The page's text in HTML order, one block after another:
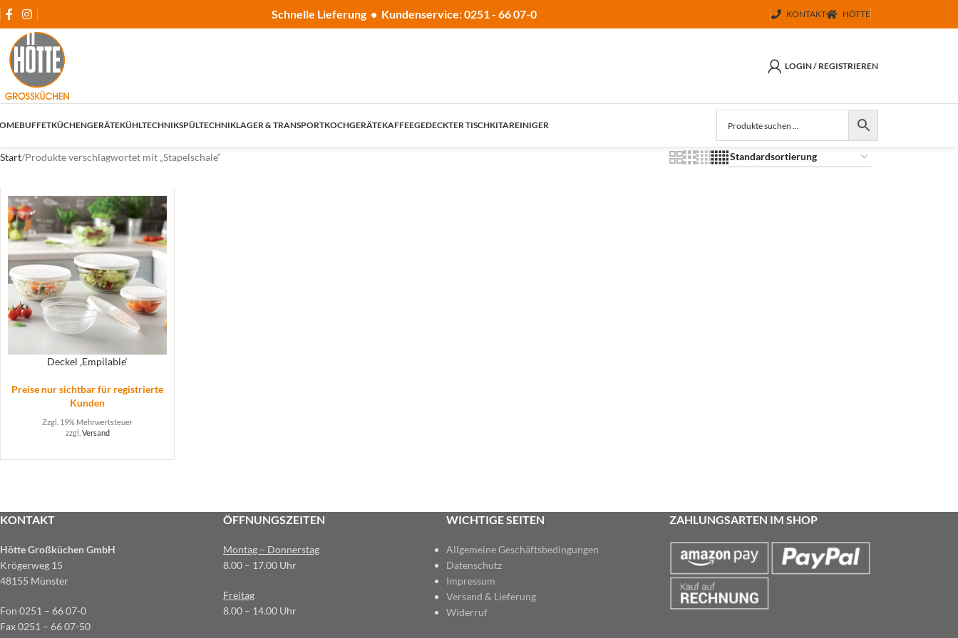
Schnelle Lieferung • Kundenservice: 0251 - 66 07-0 KONTAKT HÖTTE
LOGIN / REGISTRIEREN
BUFFETKÜCHENGERÄTEKÜHLTECHNIKSPÜLTECHNIKLAGER & TRANSPORTKOCHGERÄTEKAFFEEGEDECKTER TISCHKITAREINIGER
Start Produkte verschlagwortet mit „Stapelschale“
Deckel ‚Empilable‘
Preise nur sichtbar für registrierte
Kunden
Zzgl. 19% Mehrwertsteuer
zzgl. Versand
KONTAKT
Hötte Großküchen GmbH
Krögerweg 15
48155 Münster
Fon 0251 – 66 07-0
Fax 0251 – 66 07-50
ÖFFNUNGSZEITEN
Montag – Donnerstag
8.00 – 17.00 Uhr
Freitag
8.00 – 14.00 Uhr
WICHTIGE SEITEN
Allgemeine Geschäftsbedingungen
Datenschutz
Impressum
Versand & Lieferung
Widerruf
ZAHLUNGSARTEN IM SHOP